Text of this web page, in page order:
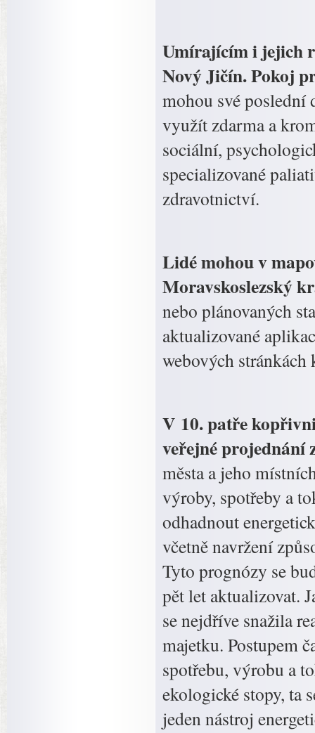
Umírajícím i jejich
Nový Jičín. Pokoj
mohou své poslední
využít zdarma a
sociální,
specializované
zdravotnictví.
Lidé mohou v
Moravskoslezský
nebo plánovaných
aktualizované
webových stránkách
V 10. patře
veřejné projednání
města a jeho
výroby, spotřeby a
odhadnout
včetně navržení
Tyto prognózy se
pět let aktualizovat.
se nejdříve snažila
majetku. Postupem
spotřebu, výrobu a
ekologické stopy, ta
jeden nástroj